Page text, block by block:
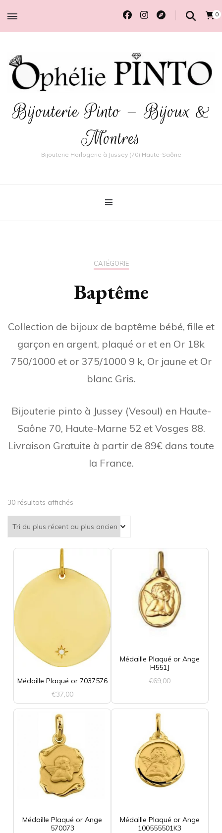
0
Bijouterie Pinto – Bijoux &
Montres
Bijouterie Horlogerie à Jussey (70) Haute-Saône
CATÉGORIE
Baptême
Collection de bijoux de baptême bébé, fille et
garçon en argent, plaqué or et en Or 18k
750/1000 et or 375/1000 9 k, Or jaune et Or
blanc Gris.
Bijouterie pinto à Jussey (Vesoul) en Haute-
Saône 70, Haute-Marne 52 et Vosges 88.
Livraison Gratuite à partir de 89€ dans toute
la France.
30 résultats affichés
plus
récent
au
ancien
Médaille Plaqué or 7037576
€37,00
Médaille Plaqué or Ange
H551J
€69,00
Médaille Plaqué or Ange
570073
Médaille Plaqué or Ange
100555501K3